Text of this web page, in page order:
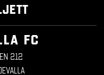
FC
212